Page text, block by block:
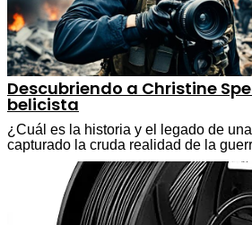
Descubriendo a Christine
belicista
¿Cuál es la historia y el legado de
capturado la cruda realidad de la